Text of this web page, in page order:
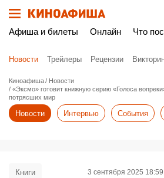
Афиша и билеты Онлайн Что
Новости Трейлеры Рецензии
Киноафиша
Новости
«Эксмо» готовит книжную серию «Голоса
потрясших мир
Новости Интервью События
Книги 3 сентября 2025 18:59